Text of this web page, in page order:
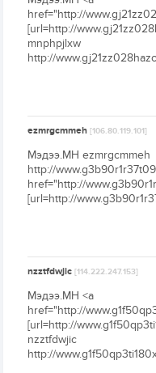
href="http://
[url=http://
mnphpjlxw
http://
ezmrgcmmeh[106.80.119.101]
Мэдээ.МН ezmrgcmmeh
http://
href="http://
[url=http://
nzztfdwjic[114.222.247.153]
Мэдээ.МН <a
href="http://
[url=http://
nzztfdwjic
http://